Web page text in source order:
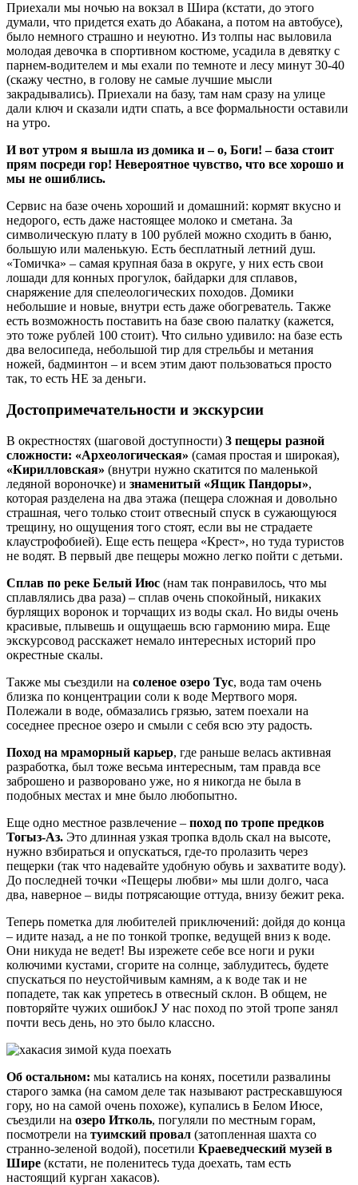
Приехали мы ночью на вокзал в Шира (кстати, до этого
думали, что придется ехать до Абакана, а потом на автобусе),
было немного страшно и неуютно. Из толпы нас выловила
молодая девочка в спортивном костюме, усадила в девятку с
парнем-водителем и мы ехали по темноте и лесу минут 30-40
(скажу честно, в голову не самые лучшие мысли
закрадывались). Приехали на базу, там нам сразу на улице
дали ключ и сказали идти спать, а все формальности оставили
на утро.
И вот утром я вышла из домика и – о, Боги! – база стоит
прям посреди гор! Невероятное чувство, что все хорошо и
мы не ошиблись.
Сервис на базе очень хороший и домашний: кормят вкусно и
недорого, есть даже настоящее молоко и сметана. За
символическую плату в 100 рублей можно сходить в баню,
большую или маленькую. Есть бесплатный летний душ.
«Томичка» – самая крупная база в округе, у них есть свои
лошади для конных прогулок, байдарки для сплавов,
снаряжение для спелеологических походов. Домики
небольшие и новые, внутри есть даже обогреватель. Также
есть возможность поставить на базе свою палатку (кажется,
это тоже рублей 100 стоит). Что сильно удивило: на базе есть
два велосипеда, небольшой тир для стрельбы и метания
ножей, бадминтон – и всем этим дают пользоваться просто
так, то есть НЕ за деньги.
Достопримечательности и экскурсии
В окрестностях (шаговой доступности) 3 пещеры разной
сложности: «Археологическая» (самая простая и широкая),
«Кирилловская» (внутри нужно скатится по маленькой
ледяной вороночке) и знаменитый «Ящик Пандоры»,
которая разделена на два этажа (пещера сложная и довольно
страшная, чего только стоит отвесный спуск в сужающуюся
трещину, но ощущения того стоят, если вы не страдаете
клаустрофобией). Еще есть пещера «Крест», но туда туристов
не водят. В первый две пещеры можно легко пойти с детьми.
Сплав по реке Белый Июс (нам так понравилось, что мы
сплавлялись два раза) – сплав очень спокойный, никаких
бурлящих воронок и торчащих из воды скал. Но виды очень
красивые, плывешь и ощущаешь всю гармонию мира. Еще
экскурсовод расскажет немало интересных историй про
окрестные скалы.
Также мы съездили на соленое озеро Тус, вода там очень
близка по концентрации соли к воде Мертвого моря.
Полежали в воде, обмазались грязью, затем поехали на
соседнее пресное озеро и смыли с себя всю эту радость.
Поход на мраморный карьер, где раньше велась активная
разработка, был тоже весьма интересным, там правда все
заброшено и разворовано уже, но я никогда не была в
подобных местах и мне было любопытно.
Еще одно местное развлечение – поход по тропе предков
Тогыз-Аз. Это длинная узкая тропка вдоль скал на высоте,
нужно взбираться и опускаться, где-то пролазить через
пещерки (так что надевайте удобную обувь и захватите воду).
До последней точки «Пещеры любви» мы шли долго, часа
два, наверное – виды потрясающие оттуда, внизу бежит река.
Теперь пометка для любителей приключений: дойдя до конца
– идите назад, а не по тонкой тропке, ведущей вниз к воде.
Они никуда не ведет! Вы изрежете себе все ноги и руки
колючими кустами, сгорите на солнце, заблудитесь, будете
спускаться по неустойчивым камням, а к воде так и не
попадете, так как упретесь в отвесный склон. В общем, не
повторяйте чужих ошибокJ У нас поход по этой тропе занял
почти весь день, но это было классно.
Об остальном: мы катались на конях, посетили развалины
старого замка (на самом деле так называют растрескавшуюся
гору, но на самой очень похоже), купались в Белом Июсе,
съездили на озеро Итколь, погуляли по местным горам,
посмотрели на туимский провал (затопленная шахта со
странно-зеленой водой), посетили Краеведческий музей в
Шире (кстати, не поленитесь туда доехать, там есть
настоящий курган хакасов).